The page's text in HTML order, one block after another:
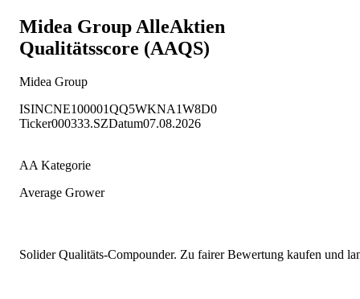
Midea Group AlleAktien
Qualitätsscore (AAQS)
Midea Group
ISINCNE100001QQ5WKNA1W8D0
Ticker000333.SZDatum07.08.2026
AA Kategorie
Average Grower
Solider Qualitäts-Compounder. Zu fairer Bewertung kaufen und